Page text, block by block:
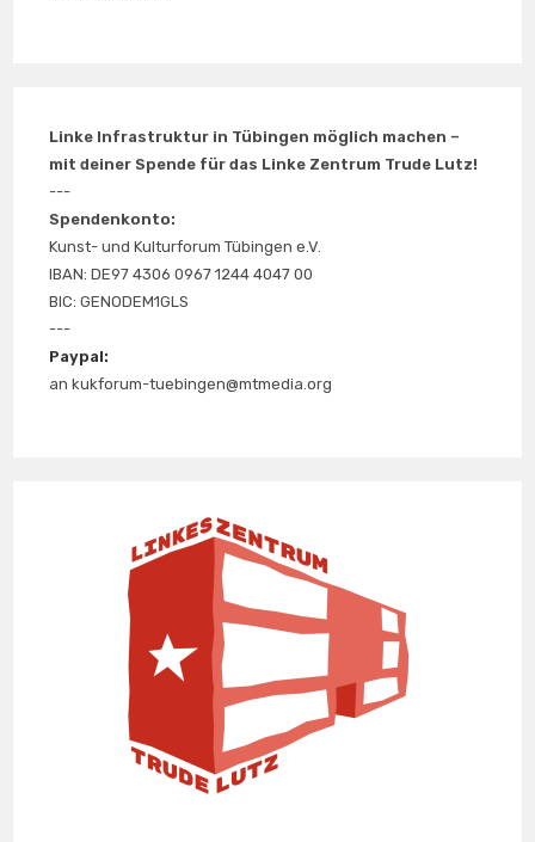
Linke Infrastruktur in Tübingen möglich machen –
mit deiner Spende für das Linke Zentrum Trude Lutz!
---
Spendenkonto:
Kunst- und Kulturforum Tübingen e.V.
IBAN: DE97 4306 0967 1244 4047 00
BIC: GENODEM1GLS
---
Paypal:
an kukforum-tuebingen@mtmedia.org